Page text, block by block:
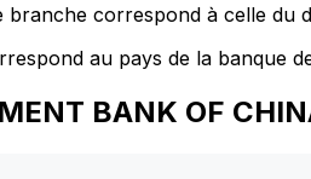
correspond à celle du
au pays de la banque
BANK OF